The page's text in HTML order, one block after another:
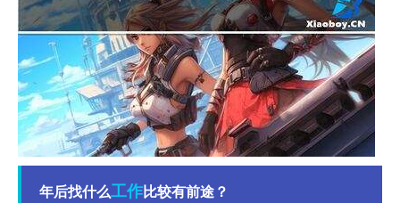
年后找什么工作比较有前途？